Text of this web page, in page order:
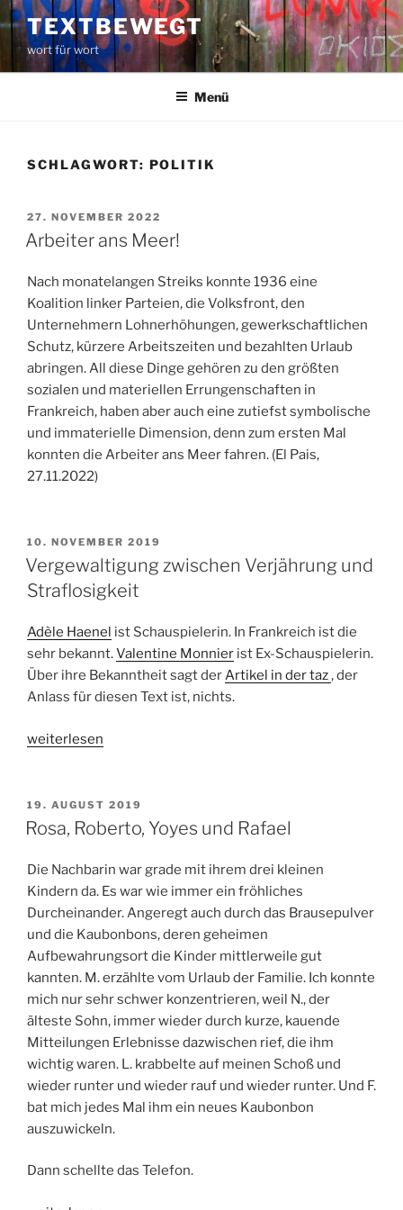
Zum
Inhalt
springen
TEXTBEWEGT
wort für wort
Menü
SCHLAGWORT: POLITIK
VERÖFFENTLICHT
AM
27. NOVEMBER 2022
Arbeiter ans Meer!
Nach monatelangen Streiks konnte 1936 eine
Koalition linker Parteien, die Volksfront, den
Unternehmern Lohnerhöhungen, gewerkschaftlichen
Schutz, kürzere Arbeitszeiten und bezahlten Urlaub
abringen. All diese Dinge gehören zu den größten
sozialen und materiellen Errungenschaften in
Frankreich, haben aber auch eine zutiefst symbolische
und immaterielle Dimension, denn zum ersten Mal
konnten die Arbeiter ans Meer fahren. (El Pais,
27.11.2022)
VERÖFFENTLICHT
AM
10. NOVEMBER 2019
Vergewaltigung zwischen Verjährung und
Straflosigkeit
Adèle Haenel ist Schauspielerin. In Frankreich ist die
sehr bekannt.Valentine Monnier ist Ex-Schauspielerin.
Über ihre Bekanntheit sagt derArtikel in der taz, der
Anlass für diesen Text ist, nichts.
„Vergewaltigung
und
Straflosigkeit“
weiterlesen
VERÖFFENTLICHT
AM
19. AUGUST 2019
Rosa, Roberto, Yoyes und Rafael
Die Nachbarin war grade mit ihrem drei kleinen
Kindern da. Es war wie immer ein fröhliches
Durcheinander. Angeregt auch durch das Brausepulver
und die Kaubonbons, deren geheimen
Aufbewahrungsort die Kinder mittlerweile gut
kannten. M. erzählte vom Urlaub der Familie. Ich konnte
mich nur sehr schwer konzentrieren, weil N., der
älteste Sohn, immer wieder durch kurze, kauende
Mitteilungen Erlebnisse dazwischen rief, die ihm
wichtig waren. L. krabbelte auf meinen Schoß und
wieder runter und wieder rauf und wieder runter. Und F.
bat mich jedes Mal ihm ein neues Kaubonbon
auszuwickeln.
Dann schellte das Telefon.